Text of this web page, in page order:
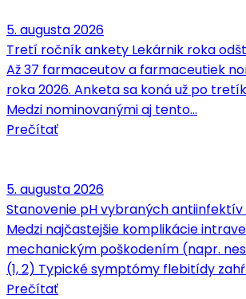
5. augusta 2026
Tretí ročník ankety Lekárnik roka
Až 37 farmaceutov a farmaceutiek
roka 2026. Anketa sa koná už po
Medzi nominovanými aj tento…
Prečítať
5. augusta 2026
Stanovenie pH vybraných
Medzi najčastejšie komplikácie
mechanickým poškodením (napr.
(1, 2) Typické symptómy flebitídy
Prečítať